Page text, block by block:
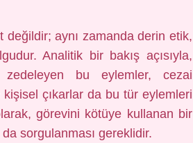
aynı zamanda derin etik,
Analitik bir bakış açısıyla,
bu eylemler, cezai
çıkarlar da bu tür eylemleri
görevini kötüye kullanan bir
sorgulanması gereklidir.